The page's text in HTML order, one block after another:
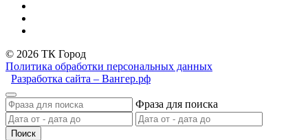
© 2026 ТК Город
Политика обработки персональных данных
Разработка сайта – Вангер.рф
Фраза для поиска
Поиск